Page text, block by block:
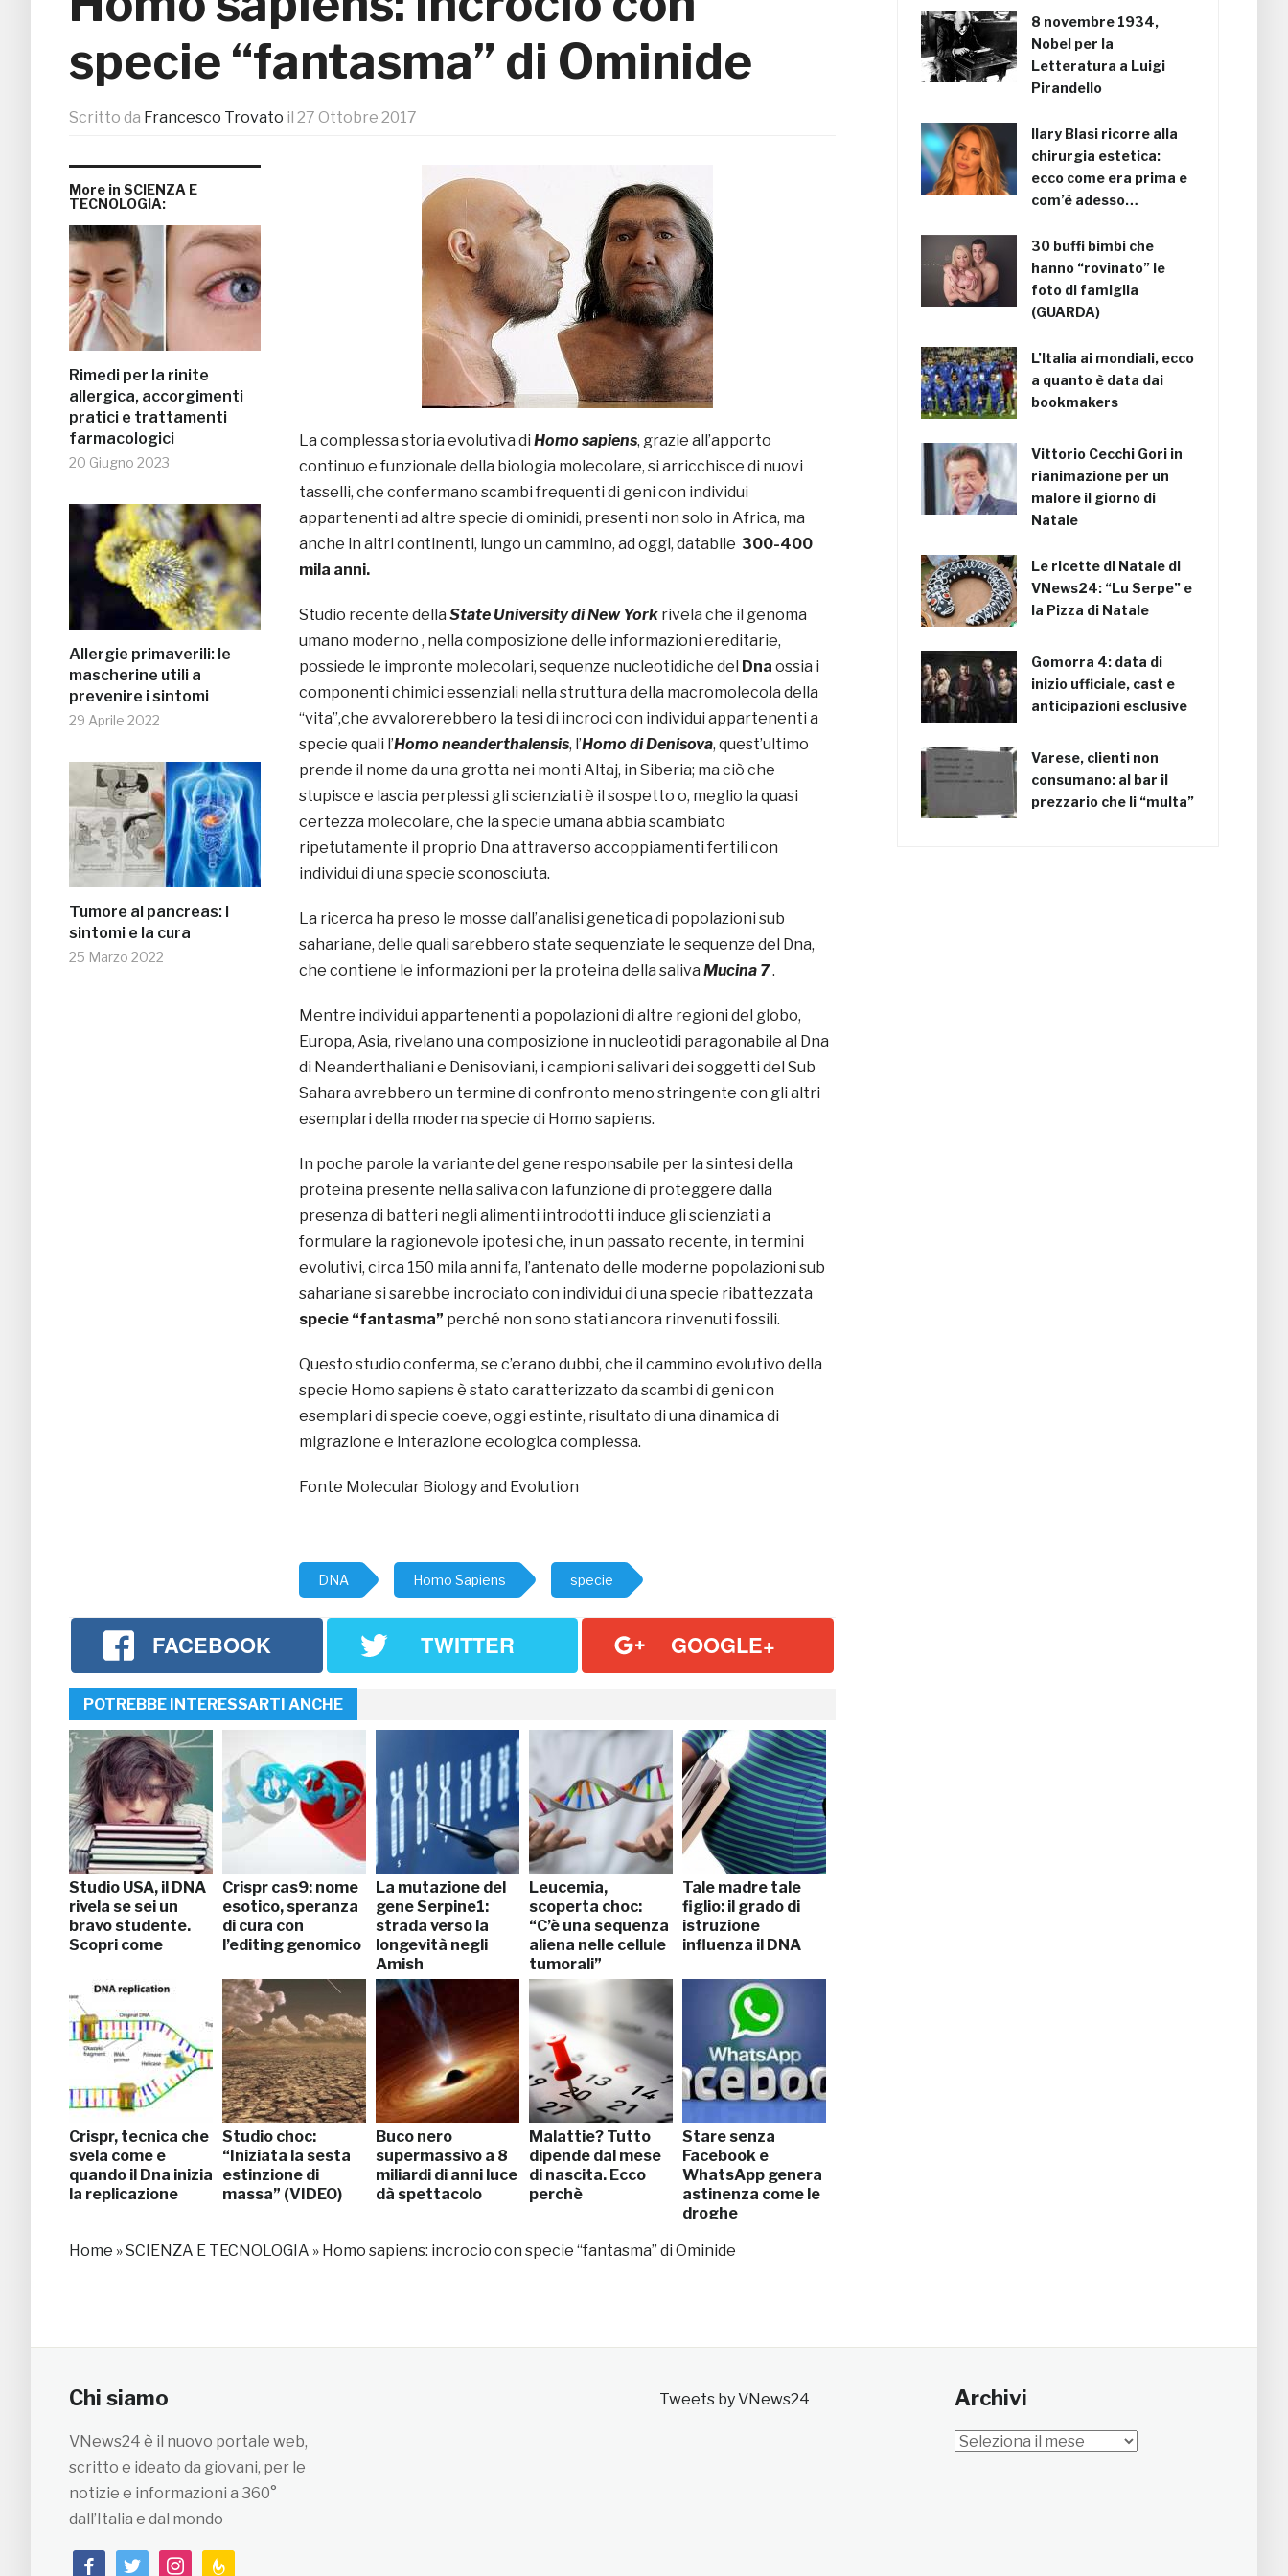
specie “fantasma” di Ominide
Scritto da Francesco Trovato il 27 Ottobre 2017
More in SCIENZA E
TECNOLOGIA:
Rimedi per la rinite
allergica, accorgimenti
pratici e trattamenti
farmacologici
20 Giugno 2023
Allergie primaverili: le
mascherine utili a
prevenire i sintomi
29 Aprile 2022
Tumore al pancreas: i
sintomi e la cura
25 Marzo 2022
La complessa storia evolutiva di Homo sapiens, grazie all’apporto
continuo e funzionale della biologia molecolare, si arricchisce di nuovi
tasselli, che confermano scambi frequenti di geni con individui
appartenenti ad altre specie di ominidi, presenti non solo in Africa, ma
anche in altri continenti, lungo un cammino, ad oggi, databile 300-400
mila anni.
Studio recente della State University di New York rivela che il genoma
umano moderno , nella composizione delle informazioni ereditarie,
possiede le impronte molecolari, sequenze nucleotidiche del Dna ossia i
componenti chimici essenziali nella struttura della macromolecola della
“vita”,che avvalorerebbero la tesi di incroci con individui appartenenti a
specie quali l’Homo neanderthalensis, l’Homo di Denisova, quest’ultimo
prende il nome da una grotta nei monti Altaj, in Siberia; ma ciò che
stupisce e lascia perplessi gli scienziati è il sospetto o, meglio la quasi
certezza molecolare, che la specie umana abbia scambiato
ripetutamente il proprio Dna attraverso accoppiamenti fertili con
individui di una specie sconosciuta.
La ricerca ha preso le mosse dall’analisi genetica di popolazioni sub
sahariane, delle quali sarebbero state sequenziate le sequenze del Dna,
che contiene le informazioni per la proteina della saliva Mucina 7.
Mentre individui appartenenti a popolazioni di altre regioni del globo,
Europa, Asia, rivelano una composizione in nucleotidi paragonabile al Dna
di Neanderthaliani e Denisoviani, i campioni salivari dei soggetti del Sub
Sahara avrebbero un termine di confronto meno stringente con gli altri
esemplari della moderna specie di Homo sapiens.
In poche parole la variante del gene responsabile per la sintesi della
proteina presente nella saliva con la funzione di proteggere dalla
presenza di batteri negli alimenti introdotti induce gli scienziati a
formulare la ragionevole ipotesi che, in un passato recente, in termini
evolutivi, circa 150 mila anni fa, l’antenato delle moderne popolazioni sub
sahariane si sarebbe incrociato con individui di una specie ribattezzata
specie “fantasma” perché non sono stati ancora rinvenuti fossili.
Questo studio conferma, se c’erano dubbi, che il cammino evolutivo della
specie Homo sapiens è stato caratterizzato da scambi di geni con
esemplari di specie coeve, oggi estinte, risultato di una dinamica di
migrazione e interazione ecologica complessa.
Fonte Molecular Biology and Evolution
DNA Homo Sapiens specie
FACEBOOK TWITTER GOOGLE+
POTREBBE INTERESSARTI ANCHE
Studio USA, il DNA
rivela se sei un
bravo studente.
Scopri come
Crispr cas9: nome
esotico, speranza
di cura con
l’editing genomico
La mutazione del
gene Serpine1:
strada verso la
longevità negli
Amish
Leucemia,
scoperta choc:
“C’è una sequenza
aliena nelle cellule
tumorali”
Tale madre tale
figlio: il grado di
istruzione
influenza il DNA
Crispr, tecnica che
svela come e
quando il Dna inizia
la replicazione
Studio choc:
“Iniziata la sesta
estinzione di
massa” (VIDEO)
Buco nero
supermassivo a 8
miliardi di anni luce
dà spettacolo
Malattie? Tutto
dipende dal mese
di nascita. Ecco
perchè
Stare senza
Facebook e
WhatsApp genera
astinenza come le
droghe
Home »SCIENZA E TECNOLOGIA » Homo sapiens: incrocio con specie “fantasma” di Ominide
8 novembre 1934,
Nobel per la
Letteratura a Luigi
Pirandello
Ilary Blasi ricorre alla
chirurgia estetica:
ecco come era prima e
com’è adesso…
30 buffi bimbi che
hanno “rovinato” le
foto di famiglia
(GUARDA)
L’Italia ai mondiali, ecco
a quanto è data dai
bookmakers
Vittorio Cecchi Gori in
rianimazione per un
malore il giorno di
Natale
Le ricette di Natale di
VNews24: “Lu Serpe” e
la Pizza di Natale
Gomorra 4: data di
inizio ufficiale, cast e
anticipazioni esclusive
Varese, clienti non
consumano: al bar il
prezzario che li “multa”
Chi siamo
VNews24 è il nuovo portale web,
scritto e ideato da giovani, per le
notizie e informazioni a 360°
dall’Italia e dal mondo
facebooktwitterinstagramfeedburner
Tweets by VNews24 Archivi
Archivi